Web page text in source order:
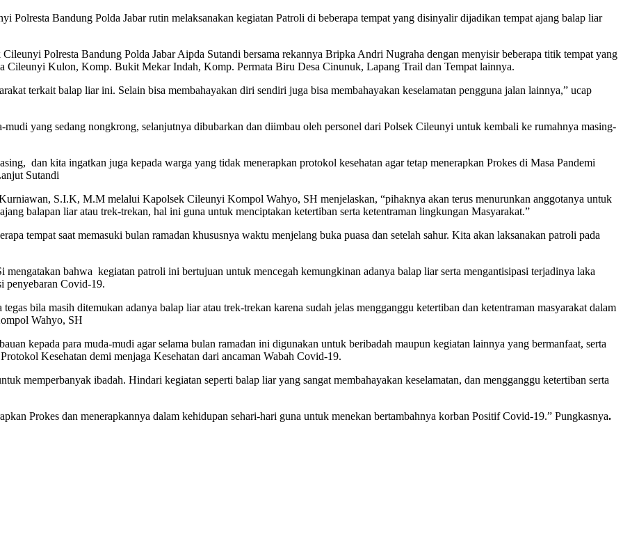
Polresta Bandung Polda Jabar rutin melaksanakan kegiatan Patroli di beberapa tempat yang disinyalir dijadikan tempat ajang balap liar
Polresta Bandung Polda Jabar Aipda Sutandi bersama rekannya Bripka Andri Nugraha dengan menyisir beberapa titik tempat yang
Cileunyi Kulon, Komp. Bukit Mekar Indah, Komp. Permata Biru Desa Cinunuk, Lapang Trail dan Tempat lainnya.
terkait balap liar ini. Selain bisa membahayakan diri sendiri juga bisa membahayakan keselamatan pengguna jalan lainnya,” ucap
yang sedang nongkrong, selanjutnya dibubarkan dan diimbau oleh personel dari Polsek Cileunyi untuk kembali ke rumahnya masing-
dan kita ingatkan juga kepada warga yang tidak menerapkan protokol kesehatan agar tetap menerapkan Prokes di Masa Pandemi
Sutandi
S.I.K, M.M melalui Kapolsek Cileunyi Kompol Wahyo, SH menjelaskan, “pihaknya akan terus menurunkan anggotanya untuk
balapan liar atau trek-trekan, hal ini guna untuk menciptakan ketertiban serta ketentraman lingkungan Masyarakat.”
tempat saat memasuki bulan ramadan khususnya waktu menjelang buka puasa dan setelah sahur. Kita akan laksanakan patroli pada
bahwa kegiatan patroli ini bertujuan untuk mencegah kemungkinan adanya balap liar serta mengantisipasi terjadinya laka
penyebaran Covid-19.
bila masih ditemukan adanya balap liar atau trek-trekan karena sudah jelas mengganggu ketertiban dan ketentraman masyarakat dalam
Wahyo, SH
kepada para muda-mudi agar selama bulan ramadan ini digunakan untuk beribadah maupun kegiatan lainnya yang bermanfaat, serta
Kesehatan demi menjaga Kesehatan dari ancaman Wabah Covid-19.
memperbanyak ibadah. Hindari kegiatan seperti balap liar yang sangat membahayakan keselamatan, dan mengganggu ketertiban serta
Prokes dan menerapkannya dalam kehidupan sehari-hari guna untuk menekan bertambahnya korban Positif Covid-19.” Pungkasnya.